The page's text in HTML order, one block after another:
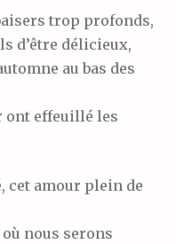
trop profonds,
d’être délicieux,
au bas des
ont effeuillé les
cet amour plein de
nous serons